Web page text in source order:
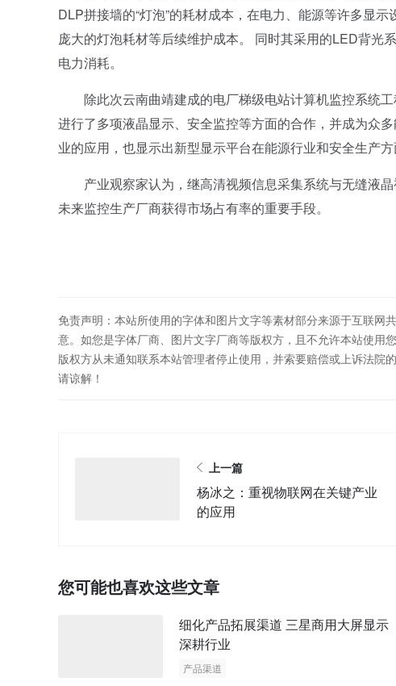
DLP拼接墙的“灯泡”的耗材成本，在电力、能源等许多显
庞大的灯泡耗材等后续维护成本。 同时其采用的LED背光
电力消耗。
除此次云南曲靖建成的电厂梯级电站计算机监控系统工
进行了多项液晶显示、安全监控等方面的合作，并成为众
业的应用，也显示出新型显示平台在能源行业和安全生产方
产业观察家认为，继高清视频信息采集系统与无缝液晶
未来监控生产厂商获得市场占有率的重要手段。
免责声明：本站所使用的字体和图片文字等素材部分来源于互联
意。如您是字体厂商、图片文字厂商等版权方，且不允许本站使
版权方从未通知联系本站管理者停止使用，并索要赔偿或上诉法
请谅解！
上一篇
杨冰之：重视物联网在关键产业
的应用
您可能也喜欢这些文章
细化产品拓展渠道 三星商用大屏显示
深耕行业
产品渠道